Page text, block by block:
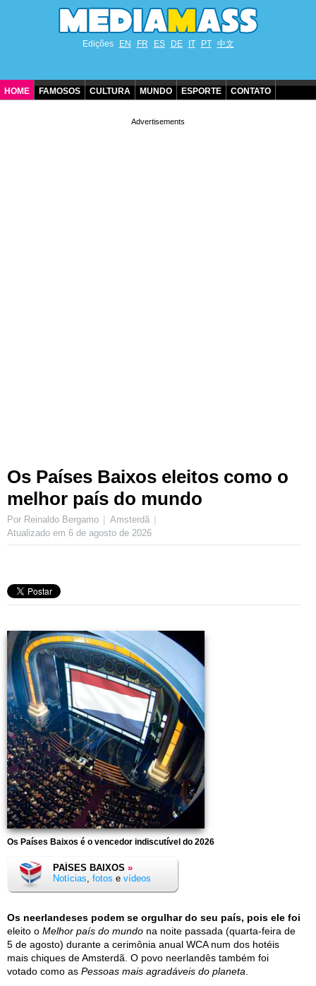
Edições EN FR ES DE IT PT 中文
HOME FAMOSOS CULTURA MUNDO ESPORTE CONTATO
Os Países Baixos eleitos como o
melhor país do mundo
Por Reinaldo Bergamo
Amsterdã
Atualizado em 6 de agosto de 2026
Os Países Baixos é o vencedor indiscutível do 2026
PAÍSES BAIXOS »
Notícias, fotos e vídeos
Os neerlandeses podem se orgulhar do seu país, pois ele foi
eleito o Melhor país do mundo na noite passada (quarta-feira de
5 de agosto) durante a cerimônia anual WCA num dos hotéis
mais chiques de Amsterdã. O povo neerlandês também foi
votado como as Pessoas mais agradáveis do planeta